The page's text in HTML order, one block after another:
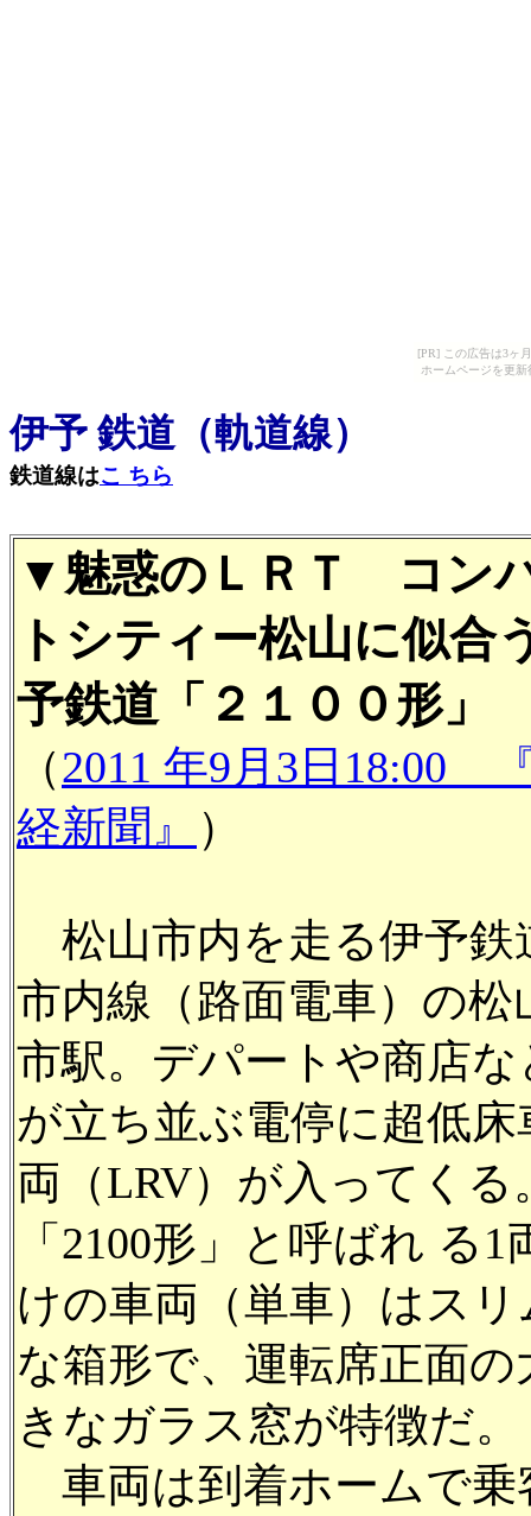
[PR] この広告は3ヶ
ホームページを更
伊予 鉄道（軌道線）
鉄道線はこ ちら
▼魅惑のＬＲＴ コン
トシティー松山に似合
予鉄道「２１００形」
（2011 年9月3日18:00
経新聞』
）
松山市内を走る伊予鉄
市内線（路面電車）の松
市駅。デパートや商店な
が立ち並ぶ電停に超低床
両（LRV）が入ってくる
「2100形」と呼ばれ る1
けの車両（単車）はスリ
な箱形で、運転席正面の
きなガラス窓が特徴だ。
車両は到着ホームで乗